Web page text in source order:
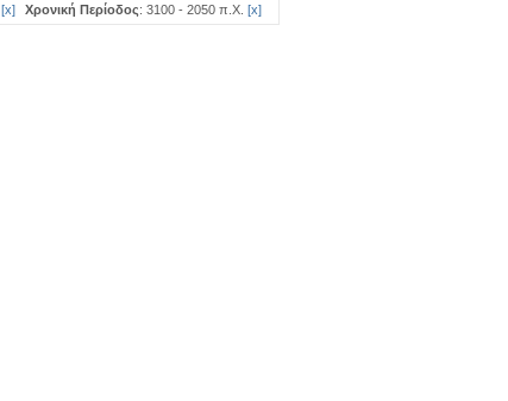
[x] Χρονική Περίοδος: 3100 - 2050 π.Χ. [x]